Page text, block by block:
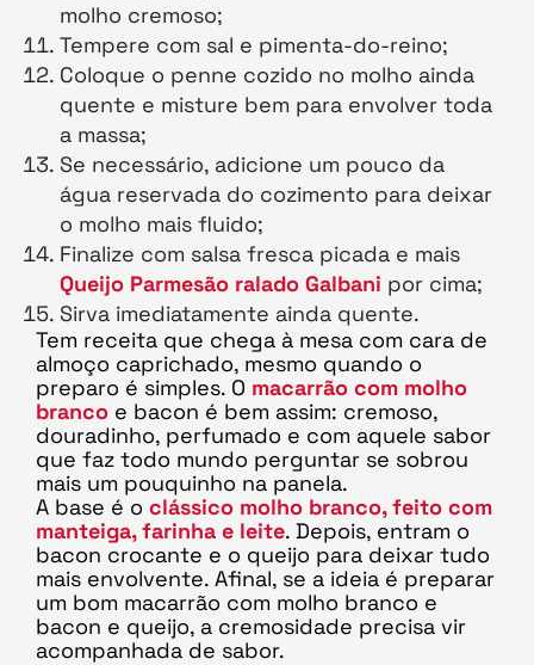
molho cremoso;
Tempere com sal e pimenta-do-reino;
Coloque o penne cozido no molho ainda
quente e misture bem para envolver toda
a massa;
Se necessário, adicione um pouco da
água reservada do cozimento para deixar
o molho mais fluido;
Finalize com salsa fresca picada e mais
Queijo Parmesão ralado Galbani por cima;
Sirva imediatamente ainda quente.
Tem receita que chega à mesa com cara de
almoço caprichado, mesmo quando o
preparo é simples. O macarrão com molho
branco e bacon é bem assim: cremoso,
douradinho, perfumado e com aquele sabor
que faz todo mundo perguntar se sobrou
mais um pouquinho na panela.
A base é o clássico molho branco, feito com
manteiga, farinha e leite. Depois, entram o
bacon crocante e o queijo para deixar tudo
mais envolvente. Afinal, se a ideia é preparar
um bom macarrão com molho branco e
bacon e queijo, a cremosidade precisa vir
acompanhada de sabor.